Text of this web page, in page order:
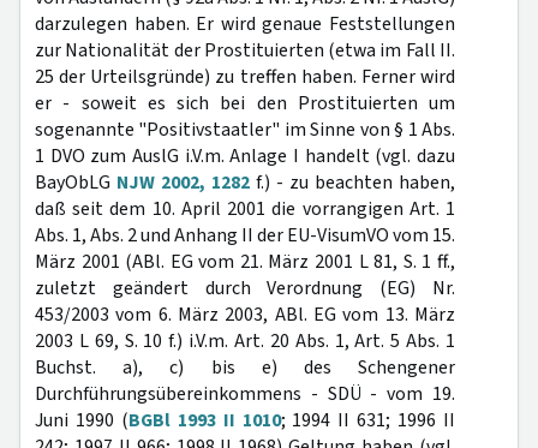
darzulegen haben. Er wird genaue Feststellungen
zur Nationalität der Prostituierten (etwa im Fall II.
25 der Urteilsgründe) zu treffen haben. Ferner wird
er - soweit es sich bei den Prostituierten um
sogenannte "Positivstaatler" im Sinne von § 1 Abs.
1 DVO zum AuslG i.V.m. Anlage I handelt (vgl. dazu
BayObLG NJW 2002, 1282 f.) - zu beachten haben,
daß seit dem 10. April 2001 die vorrangigen Art. 1
Abs. 1, Abs. 2 und Anhang II der EU-VisumVO vom 15.
März 2001 (ABl. EG vom 21. März 2001 L 81, S. 1 ff.,
zuletzt geändert durch Verordnung (EG) Nr.
453/2003 vom 6. März 2003, ABl. EG vom 13. März
2003 L 69, S. 10 f.) i.V.m. Art. 20 Abs. 1, Art. 5 Abs. 1
Buchst. a), c) bis e) des Schengener
Durchführungsübereinkommens - SDÜ - vom 19.
Juni 1990 (BGBl 1993 II 1010; 1994 II 631; 1996 II